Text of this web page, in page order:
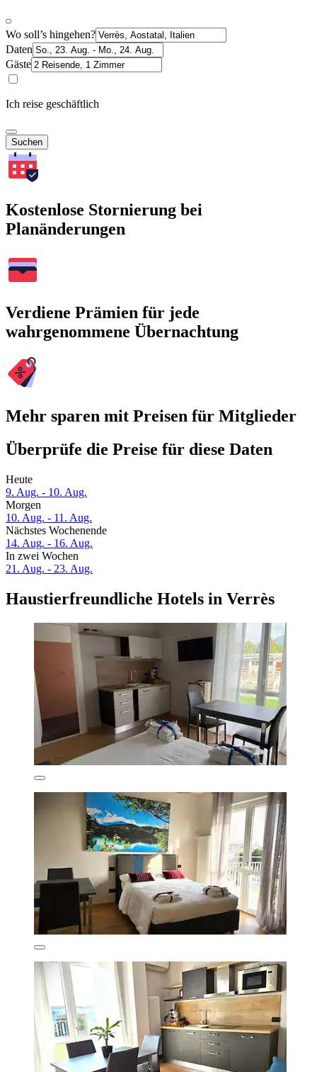
Wo soll’s hingehen?
Daten
Gäste
Ich reise geschäftlich
Suchen
Kostenlose Stornierung bei
Planänderungen
Verdiene Prämien für jede
wahrgenommene Übernachtung
Mehr sparen mit Preisen für Mitglieder
Überprüfe die Preise für diese Daten
Heute
9. Aug. - 10. Aug.
Morgen
10. Aug. - 11. Aug.
Nächstes Wochenende
14. Aug. - 16. Aug.
In zwei Wochen
21. Aug. - 23. Aug.
Haustierfreundliche Hotels in Verrès